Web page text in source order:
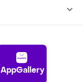
AppGallery